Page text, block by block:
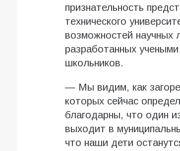
признательность
технического
возможностей научных
разработанных
школьников.
— Мы видим, как
которых сейчас
благодарны, что один
выходит в
что наши дети